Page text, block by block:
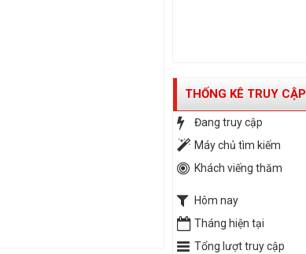
THỐNG KÊ TRUY CẬP
Đang truy cập
Máy chủ tìm kiếm
Khách viếng thăm
Hôm nay
Tháng hiện tại
Tổng lượt truy cập